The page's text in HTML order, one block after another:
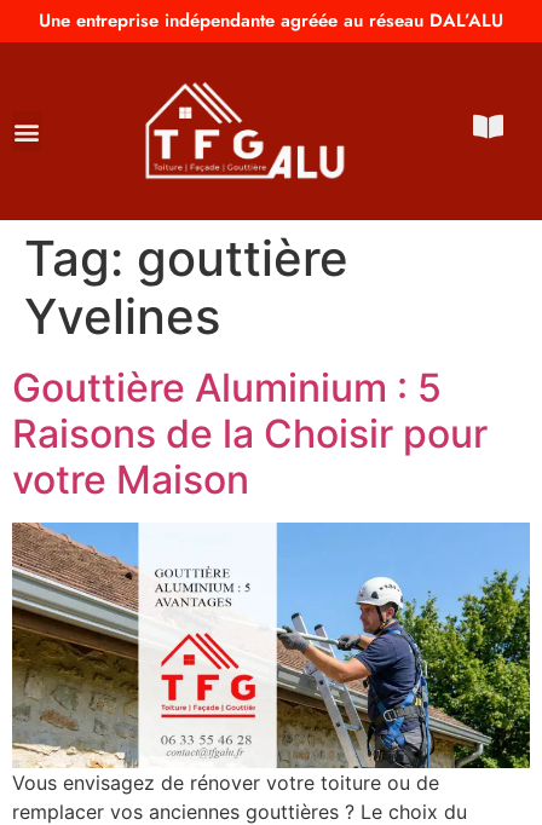
Une entreprise indépendante agréée au réseau DAL’ALU
Tag: gouttière
Yvelines
Gouttière Aluminium : 5
Raisons de la Choisir pour
votre Maison
Vous envisagez de rénover votre toiture ou de
remplacer vos anciennes gouttières ? Le choix du